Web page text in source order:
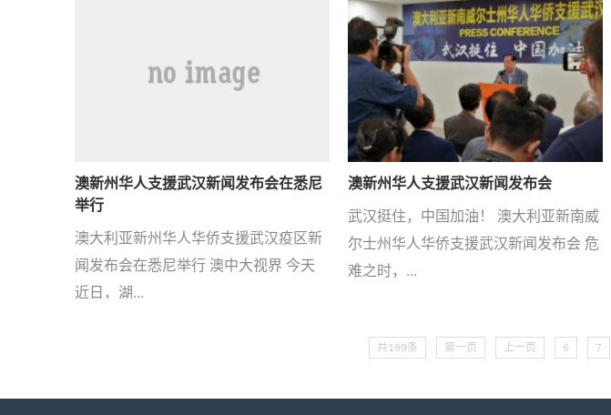
澳新州华人支援武汉新闻发布会在悉尼
举行
澳大利亚新州华人华侨支援武汉疫区新
闻发布会在悉尼举行 澳中大视界 今天
近日，湖...
澳新州华人支援武汉新闻发布会
武汉挺住，中国加油！ 澳大利亚新南威
尔士州华人华侨支援武汉新闻发布会 危
难之时，...
共189条 第一页 上一页 6 7